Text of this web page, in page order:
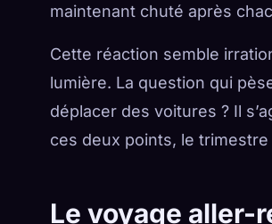
maintenant chuté après
Cette réaction semble
lumière. La question qui
déplacer des voitures ? Il
ces deux points, le
Le voyage aller-